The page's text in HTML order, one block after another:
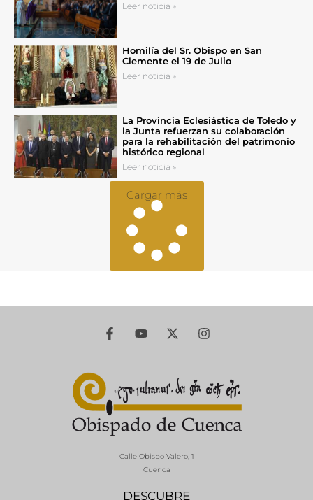
Leer noticia »
Homilía del Sr. Obispo en San
Clemente el 19 de Julio
Leer noticia »
La Provincia Eclesiástica de Toledo y
la Junta refuerzan su colaboración
para la rehabilitación del patrimonio
histórico regional
Leer noticia »
Cargar más
DESCUBRE
Calle Obispo Valero, 1
Cuenca